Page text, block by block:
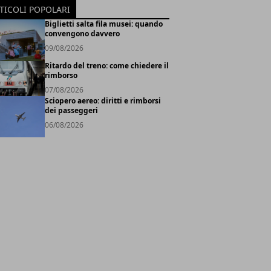
POPOLARI
Biglietti salta fila musei: quando
convengono davvero
09/08/2026
Ritardo del treno: come chiedere il
rimborso
07/08/2026
Sciopero aereo: diritti e rimborsi
dei passeggeri
06/08/2026